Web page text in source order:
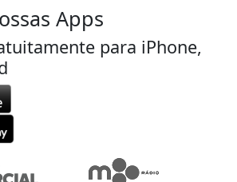
Apps
para iPhone,